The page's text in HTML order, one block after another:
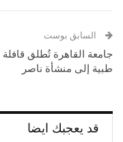
السابق بوست
جامعة القاهرة تُطلق قافلة
طبية إلى منشأة ناصر
قد يعجبك ايضا